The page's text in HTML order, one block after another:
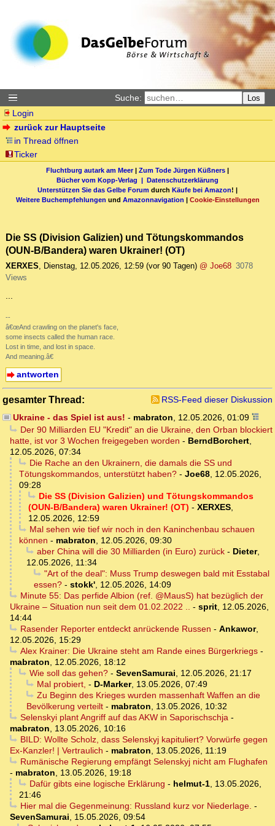
Suche: Los
Login
zurück zur Hauptseite
in Thread öffnen
Ticker
Fluchtburg autark am Meer| Zum Tode Jürgen Küßners |
Bücher vom Kopp-Verlag | Datenschutzerklärung
Unterstützen Sie das Gelbe Forum durch Käufe bei Amazon! |
Weitere Buchempfehlungen und Amazonnavigation | Cookie-Einstellungen
Die SS (Division Galizien) und Tötungskommandos
(OUN-B/Bandera) waren Ukrainer! (OT)
XERXES, Dienstag, 12.05.2026, 12:59 (vor 90 Tagen) @ Joe68 3078
Views
...
--
â€œAnd crawling on the planet's face,
some insects called the human race.
Lost in time, and lost in space.
And meaning.â€
antworten
gesamter Thread:
RSS-Feed dieser Diskussion
Ukraine - das Spiel ist aus! - mabraton, 12.05.2026, 01:09
Der 90 Milliarden EU "Kredit" an die Ukraine, den Orban blockiert
hatte, ist vor 3 Wochen freigegeben worden - BerndBorchert,
12.05.2026, 07:34
Die Rache an den Ukrainern, die damals die SS und
Tötungskommandos, unterstützt haben? - Joe68, 12.05.2026,
09:28
Die SS (Division Galizien) und Tötungskommandos
(OUN-B/Bandera) waren Ukrainer! (OT) - XERXES,
12.05.2026, 12:59
Mal sehen wie tief wir noch in den Kaninchenbau schauen
können - mabraton, 12.05.2026, 09:30
aber China will die 30 Milliarden (in Euro) zurück- Dieter,
12.05.2026, 11:34
"Art of the deal": Muss Trump deswegen bald mit Esstabal
essen? - stokk', 12.05.2026, 14:09
Minute 55: Das perfide Albion (ref. @MausS) hat bezüglich der
Ukraine – Situation nun seit dem 01.02.2022 .. - sprit, 12.05.2026,
14:44
Rasender Reporter entdeckt anrückende Russen - Ankawor,
12.05.2026, 15:29
Alex Krainer: Die Ukraine steht am Rande eines Bürgerkriegs-
mabraton, 12.05.2026, 18:12
Wie soll das gehen?- SevenSamurai, 12.05.2026, 21:17
Mal probiert, - D-Marker, 13.05.2026, 07:49
Zu Beginn des Krieges wurden massenhaft Waffen an die
Bevölkerung verteilt - mabraton, 13.05.2026, 10:32
Selenskyi plant Angriff auf das AKW in Saporischschja-
mabraton, 13.05.2026, 10:16
BILD: Wollte Scholz, dass Selenskyj kapituliert? Vorwürfe gegen
Ex-Kanzler! | Vertraulich - mabraton, 13.05.2026, 11:19
Rumänische Regierung empfängt Selenskyj nicht am Flughafen
- mabraton, 13.05.2026, 19:18
Dafür gibts eine logische Erklärung - helmut-1, 13.05.2026,
21:46
Hier mal die Gegenmeinung: Russland kurz vor Niederlage. -
SevenSamurai, 15.05.2026, 09:54